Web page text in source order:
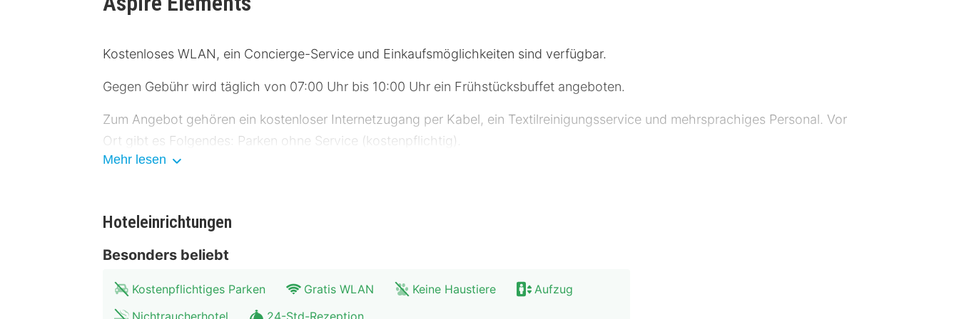
Kostenloses WLAN, ein Concierge-Service und Einkaufsmöglichkeiten sind verfügbar.
Gegen Gebühr wird täglich von 07:00 Uhr bis 10:00 Uhr ein Frühstücksbuffet angeboten.
Zum Angebot gehören ein kostenloser Internetzugang per Kabel, ein Textilreinigungsservice und mehrsprachiges Personal. Vor
Ort gibt es Folgendes: Parken ohne Service (kostenpflichtig).
Duschen vorhanden, die über kostenlose Toilettenartikel und Haartrockner verfügen.
Entfernungen werden bis auf 0,1 Kilometer gerundet. Outletcity Metzingen – 8 km National Theatre Württemberg-Hohenzollern
Hölderlinturm – 15,4 km Schloss Hohentübingen – 15,4 km Hölderlinturm – 15,4 km Am Markt – 15,4 km Kunsthalle – 15,4 km
Cottahaus – 15,4 km Botanischer Garten – 15,4 km Stiftskirche St Georg – 15,4 km Wurmlinger Kapelle – 15,4 km Schönbuch
Mehr lesen
Hoteleinrichtungen
Besonders beliebt
Kostenpflichtiges Parken Gratis WLAN Keine Haustiere
Aufzug
Nichtraucherhotel
24-Std-Rezeption